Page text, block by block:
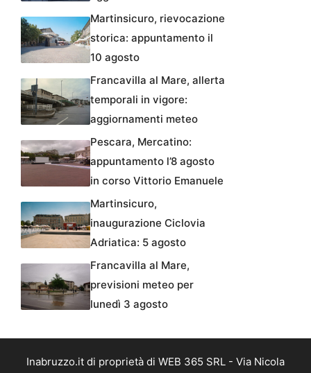
Martinsicuro, rievocazione
storica: appuntamento il
10 agosto
Francavilla al Mare, allerta
temporali in vigore:
aggiornamenti meteo
Pescara, Mercatino:
appuntamento l’8 agosto
in corso Vittorio Emanuele
Martinsicuro,
inaugurazione Ciclovia
Adriatica: 5 agosto
Francavilla al Mare,
previsioni meteo per
lunedì 3 agosto
Inabruzzo.it di proprietà di WEB 365 SRL - Via Nicola